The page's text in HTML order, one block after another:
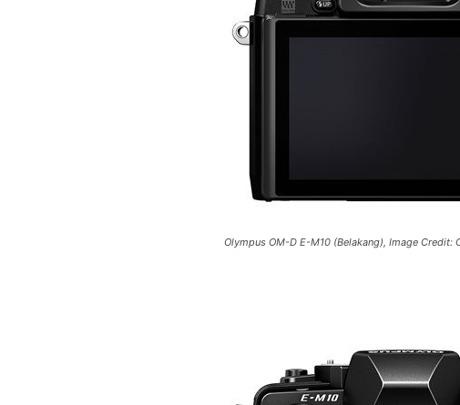
Olympus OM-D E-M10 (Belakang), Image Credit: